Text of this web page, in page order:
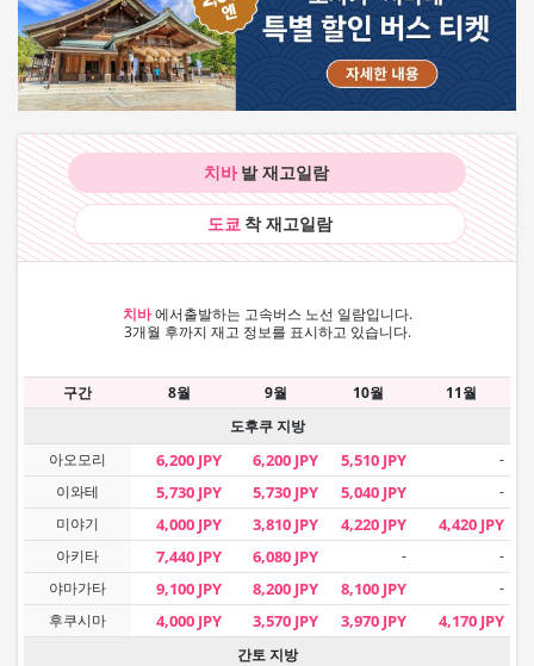
치바발 재고일람
도쿄 착 재고일람
치바 에서출발하는 고속버스 노선 일람입니다.
3개월 후까지 재고 정보를 표시하고 있습니다.
구간 8월 9월 10월
11월
도후쿠 지방
아오모리
6,200 JPY 6,200 JPY 5,510 JPY
-
이와테
5,730 JPY 5,730 JPY 5,040 JPY
-
미야기
4,000 JPY 3,810 JPY 4,220 JPY 4,420 JPY
아키타 7,440 JPY 6,080 JPY -
-
야마가타
9,100 JPY 8,200 JPY 8,100 JPY
-
후쿠시마
4,000 JPY 3,570 JPY 3,970 JPY 4,170 JPY
간토 지방